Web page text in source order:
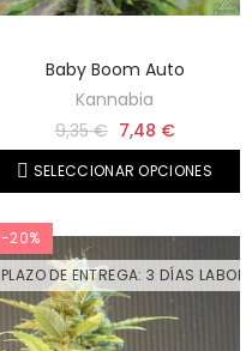
Baby Boom Auto
Kannabia
9,35 € 7,48 €
SELECCIONAR OPCIONES
-20%
PLAZO DE ENTREGA: 3 DÍAS